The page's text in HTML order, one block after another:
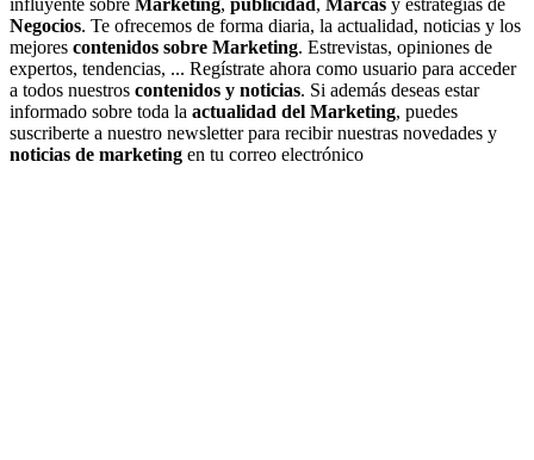
influyente sobre Marketing, publicidad , Marcas y estrategias de
Negocios. Te ofrecemos de forma diaria, la actualidad, noticias y los
mejores contenidos sobre Marketing. Estrevistas, opiniones de
expertos, tendencias, ... Regístrate ahora como usuario para acceder
a todos nuestros contenidos y noticias. Si además deseas estar
informado sobre toda la actualidad del Marketing, puedes
suscriberte a nuestro newsletter para recibir nuestras novedades y
noticias de marketing en tu correo electrónico